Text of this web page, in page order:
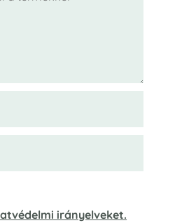
irányelveket.